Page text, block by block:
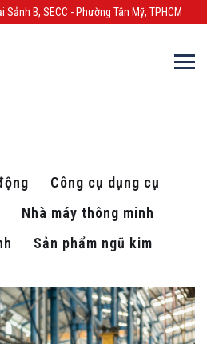
B, SECC - Phường Tân Mỹ, TPHCM
Công cụ dụng cụ
Nhà máy thông minh
Sản phẩm ngũ kim